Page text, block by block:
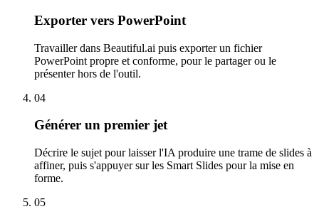
Exporter vers PowerPoint
Travailler dans Beautiful.ai puis exporter un fichier
PowerPoint propre et conforme, pour le partager ou le
présenter hors de l'outil.
04
Générer un premier jet
Décrire le sujet pour laisser l'IA produire une trame de slides à
affiner, puis s'appuyer sur les Smart Slides pour la mise en
forme.
05